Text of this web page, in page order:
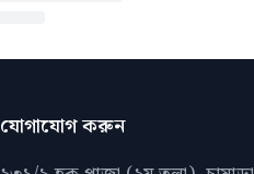
যোগাযোগ করুন